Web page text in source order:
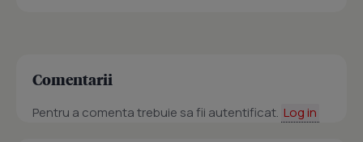
Comentarii
Pentru a comenta trebuie sa fii autentificat. Log in